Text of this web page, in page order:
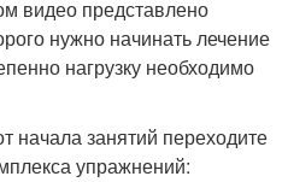
видео представлено
нужно начинать лечение
нагрузку необходимо
начала занятий переходите
упражнений: